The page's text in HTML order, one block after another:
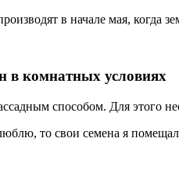
в начале мая, когда
в комнатных условиях
способом. Для этого
то свои семена я